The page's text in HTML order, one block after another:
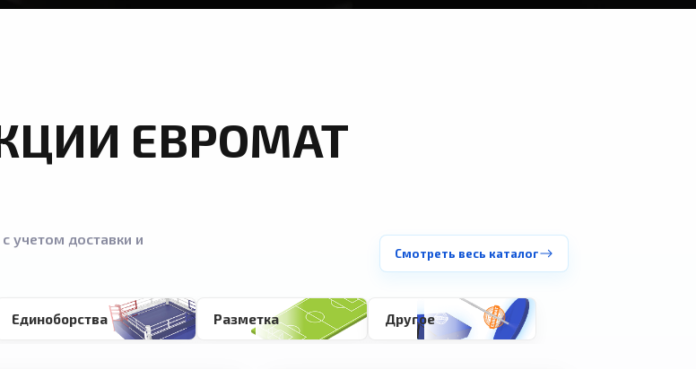
ЕВРОМАТ
учетом доставки и
Смотреть весь каталог
Единоборства Разметка Другое